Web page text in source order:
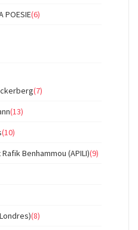
POESIE(6)
(7)
(13)
(10)
Benhammou (APILI)(9)
(8)